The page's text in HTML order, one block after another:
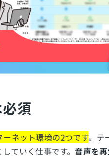
須
ネット環境の2つです。テ
ていく仕事です。音声を